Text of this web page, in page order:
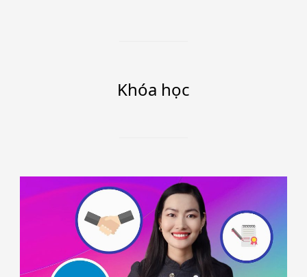
Khóa học